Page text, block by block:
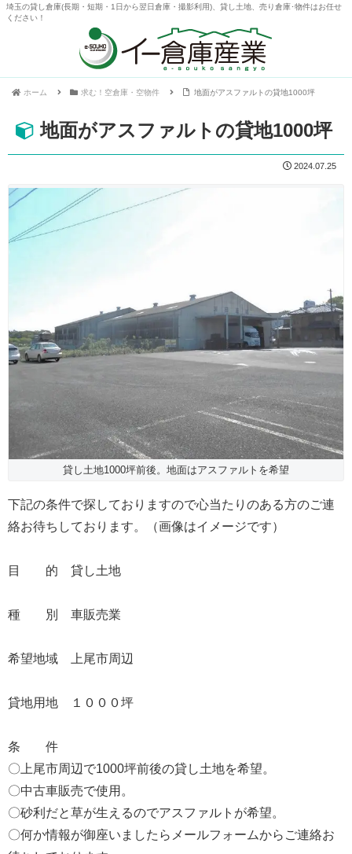
埼玉の貸し倉庫(長期・短期・1日から翌日倉庫・撮影利用)、貸し土地、売り倉庫･物件はお任せ
ください！
ホーム 求む！空倉庫・空物件 地面がアスファルトの貸地1000坪
地面がアスファルトの貸地1000坪
2024.07.25
貸し土地1000坪前後。地面はアスファルトを希望
下記の条件で探しておりますので心当たりのある方のご連
絡お待ちしております。（画像はイメージです）
目 的 貸し土地
種 別 車販売業
希望地域 上尾市周辺
貸地用地 １０００坪
条 件
〇上尾市周辺で1000坪前後の貸し土地を希望。
〇中古車販売で使用。
〇砂利だと草が生えるのでアスファルトが希望。
〇何か情報が御座いましたらメールフォームからご連絡お